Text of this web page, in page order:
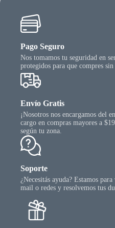
Pago Seguro
Nos tomamos tu seguridad en
protegidos para que compres sin
Envío Gratis
¡Nosotros nos encargamos del
cargo en compras mayores a
según tu zona.
Soporte
¿Necesitás ayuda? Estamos
mail o redes y resolvemos tus